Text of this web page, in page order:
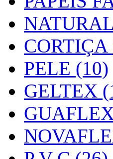
CORTIÇA
PELE (10)
GELTEX